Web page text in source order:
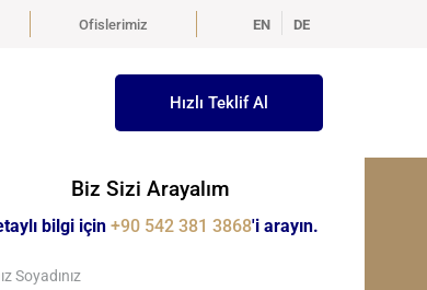
Ofislerimiz EN DE
Hızlı Teklif Al
Biz Sizi Arayalım
bilgi için +90 542 381 3868'i arayın.